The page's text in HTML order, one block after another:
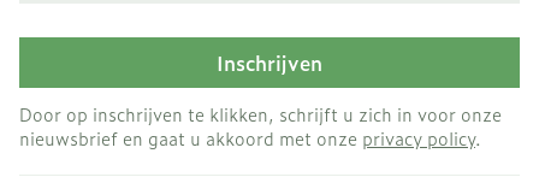
Inschrijven
Door op inschrijven te klikken, schrijft u zich in voor onze
nieuwsbrief en gaat u akkoord met onze privacy policy.